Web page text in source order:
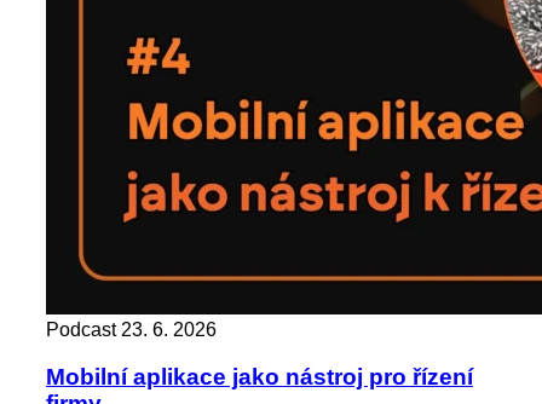
Podcast 23. 6. 2026
Mobilní aplikace jako nástroj pro řízení